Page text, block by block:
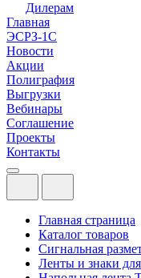
Дилерам
Главная
ЭСРЗ-1С
Новости
Акции
Полиграфия
Выгрузки
Вебинары
Соглашение
Проекты
Контакты
Главная страница
Каталог товаров
Сигнальная
Ленты и знаки